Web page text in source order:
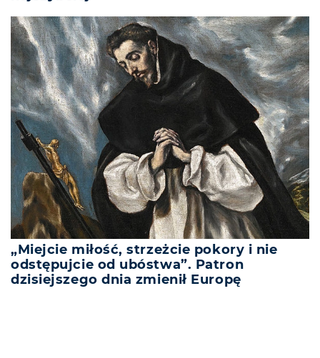
„Miejcie miłość, strzeżcie pokory i nie
odstępujcie od ubóstwa”. Patron
dzisiejszego dnia zmienił Europę